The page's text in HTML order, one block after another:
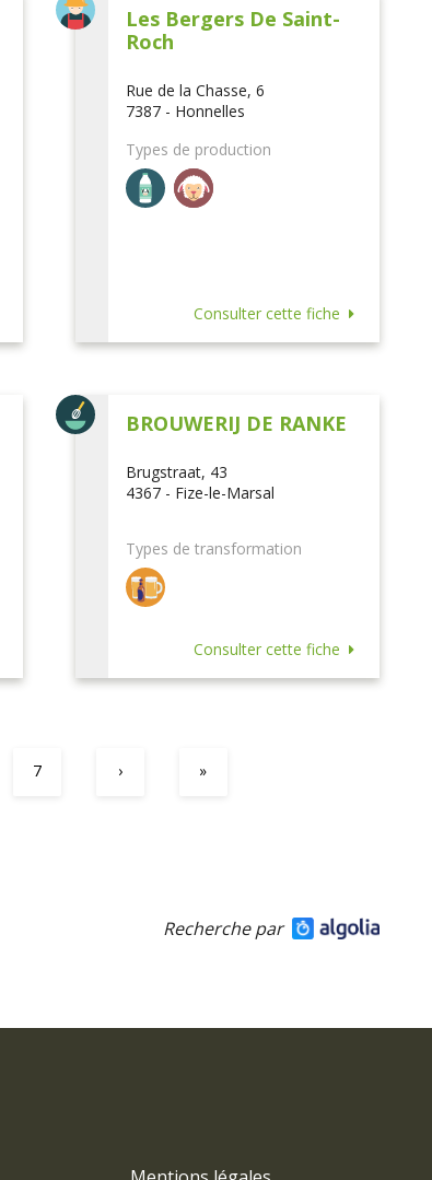
Les Bergers De Saint-
Roch
Rue de la Chasse, 6
7387 - Honnelles
Types de production
Consulter cette fiche
BROUWERIJ DE RANKE
Brugstraat, 43
4367 - Fize-le-Marsal
Types de transformation
Consulter cette fiche
7 › »
Recherche par